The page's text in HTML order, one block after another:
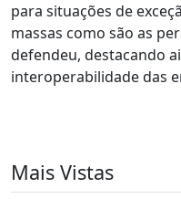
para situações de
massas como são as
defendeu, destacando
interoperabilidade das
Mais Vistas